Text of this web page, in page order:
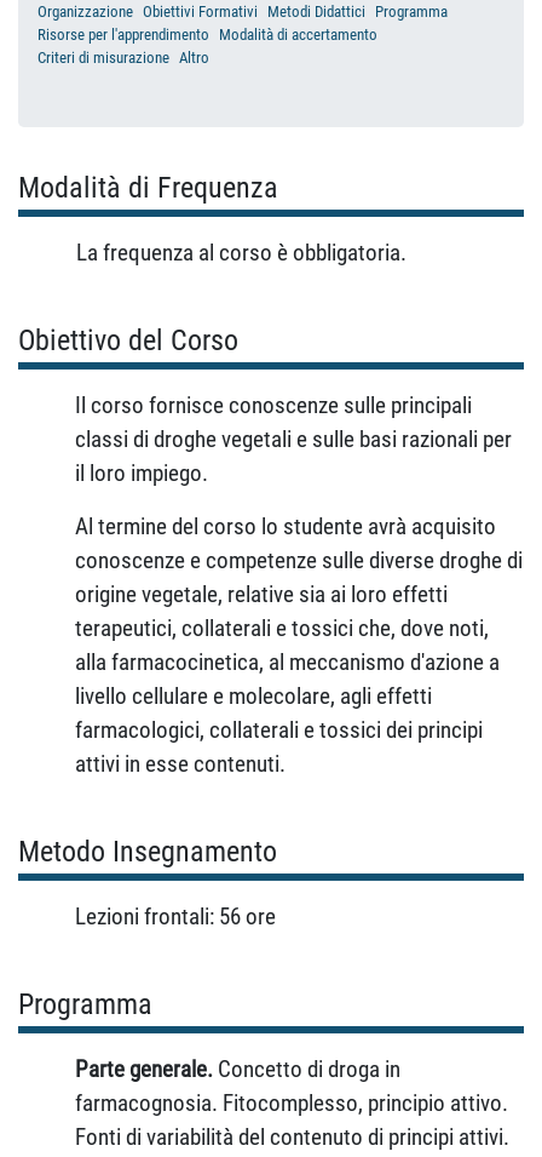
Organizzazione Obiettivi Formativi Metodi Didattici
Programma
Risorse per l'apprendimento
Modalità di accertamento
Criteri di misurazione Altro
Modalità di Frequenza
La frequenza al corso è obbligatoria.
Obiettivo del Corso
Il corso fornisce conoscenze sulle principali
classi di droghe vegetali e sulle basi razionali per
il loro impiego.
Al termine del corso lo studente avrà acquisito
conoscenze e competenze sulle diverse droghe di
origine vegetale, relative sia ai loro effetti
terapeutici, collaterali e tossici che, dove noti,
alla farmacocinetica, al meccanismo d'azione a
livello cellulare e molecolare, agli effetti
farmacologici, collaterali e tossici dei principi
attivi in esse contenuti.
Metodo Insegnamento
Lezioni frontali: 56 ore
Programma
Parte generale. Concetto di droga in
farmacognosia. Fitocomplesso, principio attivo.
Fonti di variabilità del contenuto di principi attivi.